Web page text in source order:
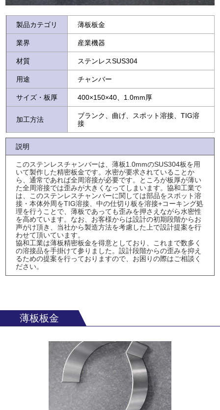
製品カテゴリ 薄板板金
業界 産業機器
材質 ステンレスSUS304
用途 チャンバー
サイズ・板厚 400×150×40、1.0mm厚
加工方法
ブランク、曲げ、スポット溶接、TIG溶
接
説明
このステンレスチャンバーは、薄板1.0mmのSUS304板を用
いて製作した精密板金です。水密が要求されていることか
ら、通常であれば全周溶接が必要です。ところが板厚が薄い
た全周溶接では歪みが大きくなってしまいます。協和工業で
は、このステンレスチャンバーに関しては部品をスポット溶
接・本体外周をTIG溶接、中の仕切り板を溶接+コーキング処
理を行うことで、薄板であっても歪みを押さえながら水密性
を高めています。なお、お客様からは設計の初期段階からお
声がけ頂き、当社から製造方法を考慮した上で設計提案を行
わせて頂いています。
協和工業は薄板精密板金を得意としており、これまで数多く
の溶接品を手掛けて参りました。設計段階からの歪みを抑え
るための提案を行っておりますので、お困りの際はご相談く
ださい。
薄板板金